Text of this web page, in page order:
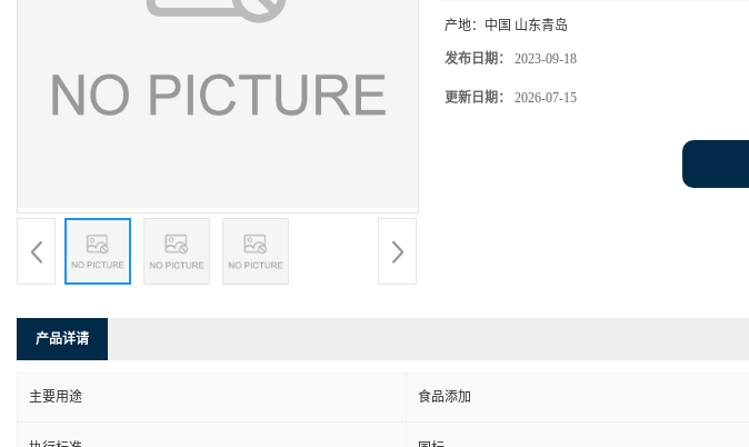
产地： 中国 山东青岛
发布日期： 2023-09-18
更新日期： 2026-07-15
产品详请
主要用途 食品添加